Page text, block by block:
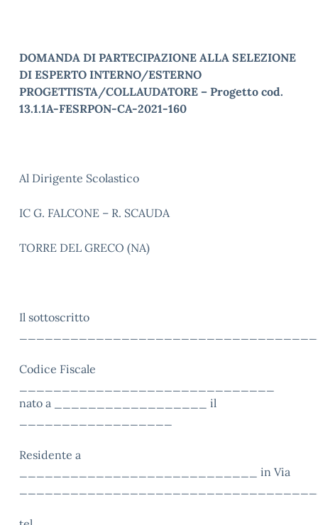
DOMANDA DI PARTECIPAZIONE ALLA SELEZIONE
DI ESPERTO INTERNO/ESTERNO
PROGETTISTA/COLLAUDATORE – Progetto cod.
13.1.1A-FESRPON-CA-2021-160
Al Dirigente Scolastico
IC G. FALCONE – R. SCAUDA
TORRE DEL GRECO (NA)
Il sottoscritto
Codice Fiscale
nato a __________________ il
Residente a
____________________________ in Via